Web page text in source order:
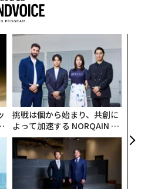
挑戦は個から始まり、共創に
よって加速する NORQAIN JA
PAN 特別座談会